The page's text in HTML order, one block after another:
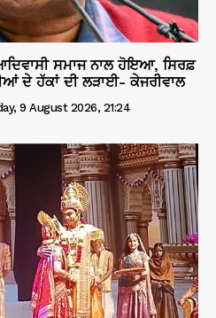
ਸਮਾਜ ਨਾਲ ਹੋਇਆ, ਸਿਰਫ਼
ਦੇ ਹੱਕਾਂ ਦੀ ਲੜਾਈ- ਕੇਜਰੀਵਾਲ
9 August 2026, 21:24